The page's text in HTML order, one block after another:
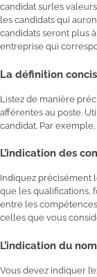
candidat surles valeurs
les candidats qui
candidats seront plus
entreprise qui
La définition
Listez de manière
afférentes au poste.
candidat. Par
L’indication des
Indiquez précisément
que les qualifications,
entre les
celles que vous
L’indication du
Vous devez indiquer